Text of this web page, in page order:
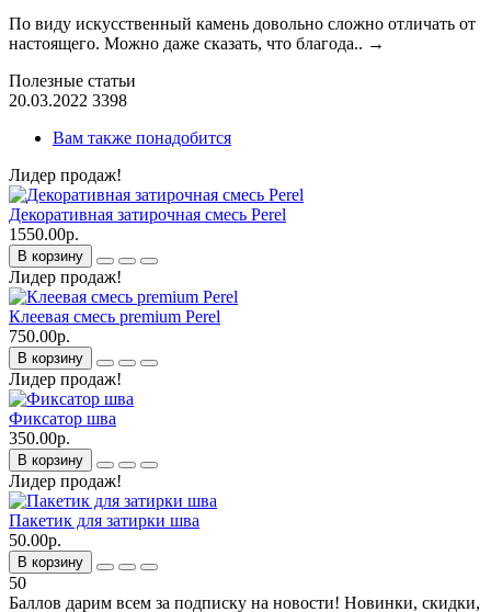
По виду искусственный камень довольно сложно отличать от
настоящего. Можно даже сказать, что благода.. →
Полезные статьи
20.03.2022 3398
Вам также понадобится
Лидер продаж!
Декоративная затирочная смесь Perel
1550.00р.
В корзину
Лидер продаж!
Клеевая смесь premium Perel
750.00р.
В корзину
Лидер продаж!
Фиксатор шва
350.00р.
В корзину
Лидер продаж!
Пакетик для затирки шва
50.00р.
В корзину
50
Баллов дарим всем за подписку на новости! Новинки, скидки,